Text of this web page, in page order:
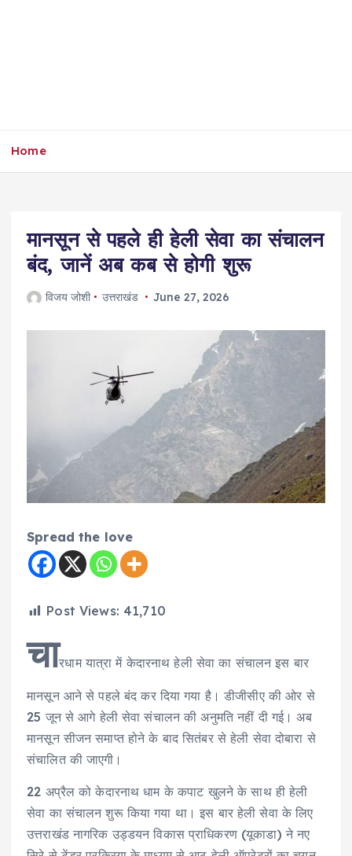
Home
मानसून से पहले ही हेली सेवा का संचालन
बंद, जानें अब कब से होगी शुरू
विजय जोशी उत्तराखंड June 27, 2026
Spread the love
Post Views: 41,710
चारधाम यात्रा में केदारनाथ हेली सेवा का संचालन इस बार
मानसून आने से पहले बंद कर दिया गया है। डीजीसीए की ओर से
25 जून से आगे हेली सेवा संचालन की अनुमति नहीं दी गई। अब
मानसून सीजन समाप्त होने के बाद सितंबर से हेली सेवा दोबारा से
संचालित की जाएगी।
22 अप्रैल को केदारनाथ धाम के कपाट खुलने के साथ ही हेली
सेवा का संचालन शुरू किया गया था। इस बार हेली सेवा के लिए
उत्तराखंड नागरिक उड्डयन विकास प्राधिकरण (यूकाडा) ने नए